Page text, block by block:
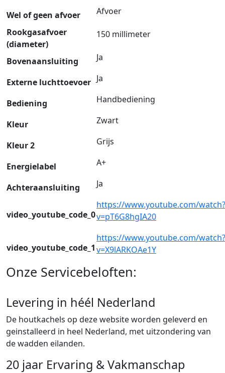
Wel of geen afvoer
Afvoer
Rookgasafvoer
(diameter)
150 millimeter
Bovenaansluiting Ja
Externe luchttoevoer Ja
Bediening Handbediening
Kleur Zwart
Kleur 2 Grijs
Energielabel A+
Achteraansluiting Ja
video_youtube_code_0
https://www.youtube.com/watch?
v=pT6G8hgIA20
video_youtube_code_1
https://www.youtube.com/watch?
v=X9lARKOAe1Y
Onze Servicebeloften:
Levering in héél Nederland
De houtkachels op deze website worden geleverd en
geinstalleerd in heel Nederland, met uitzondering van
de wadden eilanden.
20 jaar Ervaring & Vakmanschap